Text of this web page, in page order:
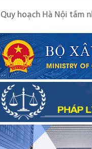
tầm nhìn 100 năm